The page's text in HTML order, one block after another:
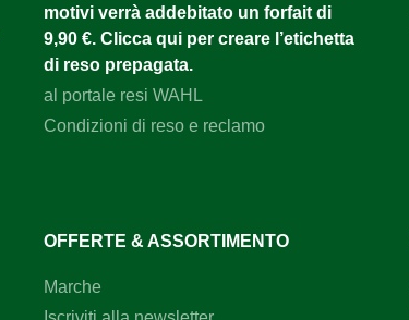
motivi verrà addebitato un forfait di
9,90 €. Clicca qui per creare l’etichetta
di reso prepagata.
al portale resi WAHL
Condizioni di reso e reclamo
OFFERTE & ASSORTIMENTO
Marche